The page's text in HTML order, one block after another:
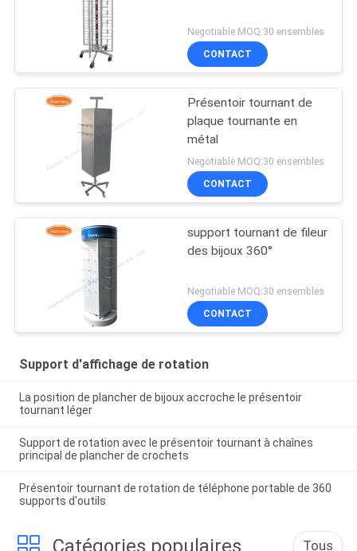
Negotiable MOQ:30 ensembles
CONTACT
Présentoir tournant de
plaque tournante en
métal
Negotiable MOQ:30 ensembles
CONTACT
support tournant de fileur
des bijoux 360°
Negotiable MOQ:30 ensembles
CONTACT
Support d'affichage de rotation
La position de plancher de bijoux accroche le présentoir
tournant léger
Support de rotation avec le présentoir tournant à chaînes
principal de plancher de crochets
Présentoir tournant de rotation de téléphone portable de 360
supports d'outils
Catégories populaires Tous